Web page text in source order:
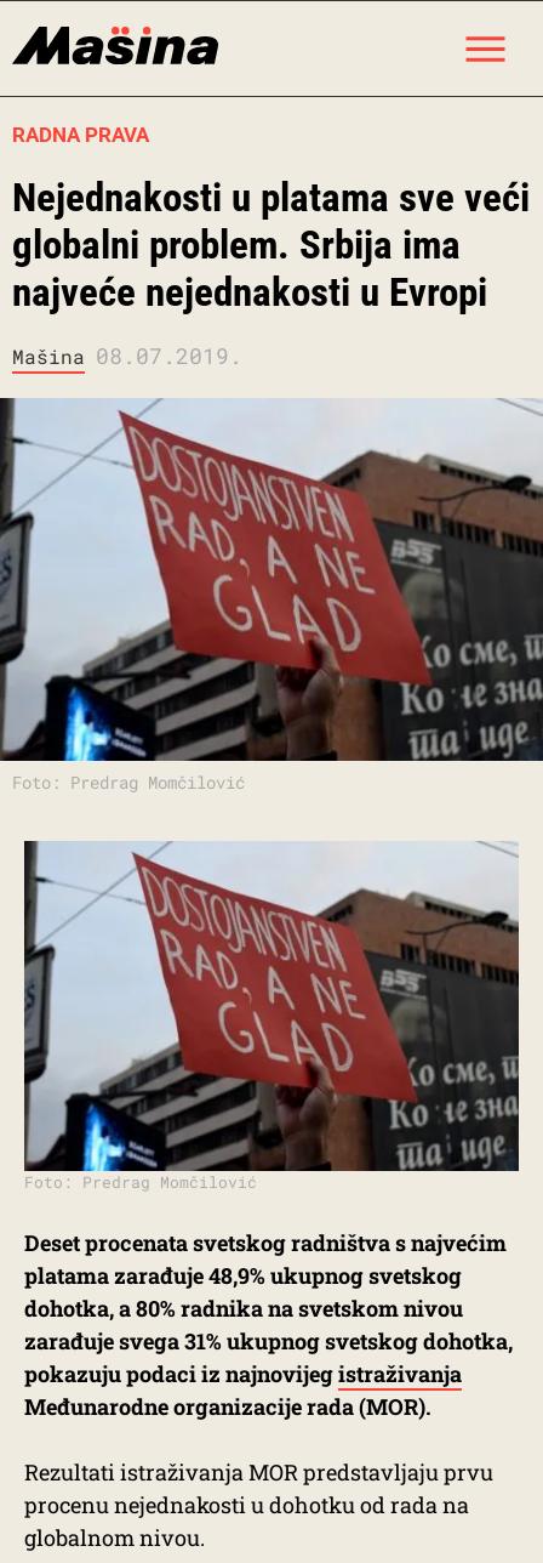
RADNA PRAVA
Nejednakosti u platama sve veći
globalni problem. Srbija ima
najveće nejednakosti u Evropi
Mašina 08.07.2019.
Foto: Predrag Momčilović
Foto: Predrag Momčilović
Deset procenata svetskog radništva s najvećim
platama zarađuje 48,9% ukupnog svetskog
dohotka, a 80% radnika na svetskom nivou
zarađuje svega 31% ukupnog svetskog dohotka,
pokazuju podaci iz najnovijegistraživanja
Međunarodne organizacije rada (MOR).
Rezultati istraživanja MOR predstavljaju prvu
procenu nejednakosti u dohotku od rada na
globalnom nivou.